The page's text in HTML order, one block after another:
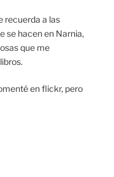
recuerda a las
se hacen en Narnia,
que me
en flickr, pero